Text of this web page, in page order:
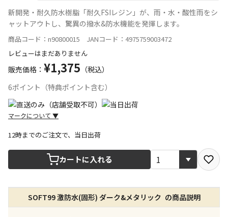
新開発・耐久防水樹脂「耐久FSIレジン」が、雨・水・酸性雨をシ
ャットアウトし、驚異の撥水&防水機能を発揮します。
商品コード：n90800015 JANコード：4975759003472
レビューはまだありません
販売価格： ¥1,375 （税込）
6ポイント（特典ポイント含む）
マークについて ▼
宅配や店舗受取を選択できる商品です
店舗のみで受取できる商品です（宅配便でのお届けが
できません）
※同時購入の商品は、全て同じ店舗での受取となりま
12時までのご注文で、当日出荷
カートに入れる
SOFT99 激防水(固形) ダーク&メタリック の商品説明